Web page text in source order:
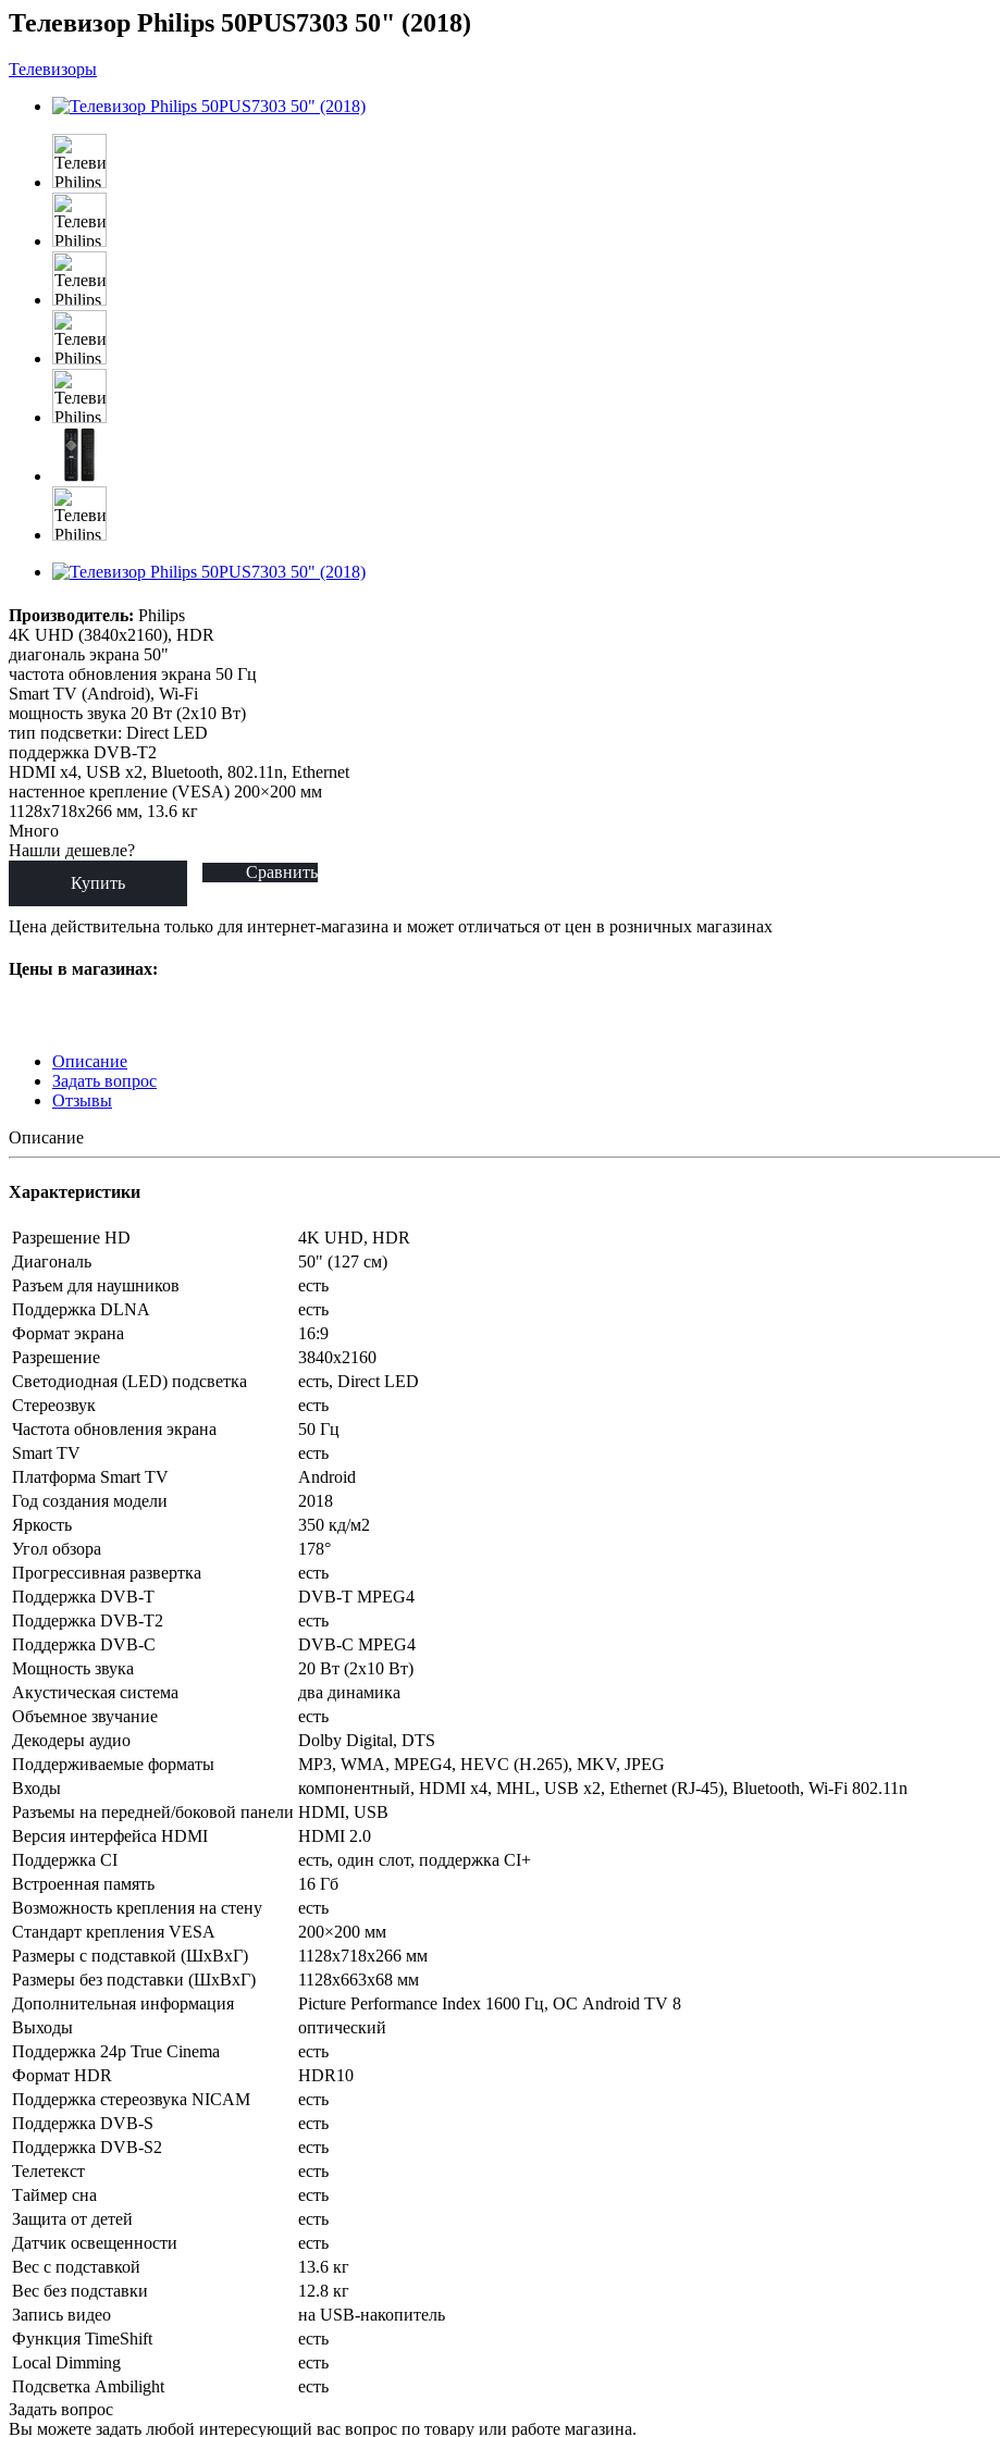
Телевизор Philips 50PUS7303 50" (2018)
Телевизоры
Производитель: Philips
4K UHD (3840x2160), HDR
диагональ экрана 50"
частота обновления экрана 50 Гц
Smart TV (Android), Wi-Fi
мощность звука 20 Вт (2х10 Вт)
тип подсветки: Direct LED
поддержка DVB-T2
HDMI x4, USB x2, Bluetooth, 802.11n, Ethernet
настенное крепление (VESA) 200×200 мм
1128x718x266 мм, 13.6 кг
Много
Нашли дешевле?
Купить
Сравнить
Цена действительна только для интернет-магазина и может отличаться от цен в розничных магазинах
Цены в магазинах:
Описание
Задать вопрос
Отзывы
Описание
Характеристики
Разрешение HD
4K UHD, HDR
Диагональ
50" (127 см)
Разъем для наушников
есть
Поддержка DLNA
есть
Формат экрана
16:9
Разрешение
3840x2160
Светодиодная (LED) подсветка
есть, Direct LED
Стереозвук
есть
Частота обновления экрана
50 Гц
Smart TV
есть
Платформа Smart TV
Android
Год создания модели
2018
Яркость
350 кд/м2
Угол обзора
178°
Прогрессивная развертка
есть
Поддержка DVB-T
DVB-T MPEG4
Поддержка DVB-T2
есть
Поддержка DVB-C
DVB-C MPEG4
Мощность звука
20 Вт (2х10 Вт)
Акустическая система
два динамика
Объемное звучание
есть
Декодеры аудио
Dolby Digital, DTS
Поддерживаемые форматы
MP3, WMA, MPEG4, HEVC (H.265), MKV, JPEG
Входы
компонентный, HDMI x4, MHL, USB x2, Ethernet (RJ-45), Bluetooth, Wi-Fi 802.11n
Разъемы на передней/боковой панели HDMI, USB
Версия интерфейса HDMI
HDMI 2.0
Поддержка CI
есть, один слот, поддержка CI+
Встроенная память
16 Гб
Возможность крепления на стену
есть
Стандарт крепления VESA
200×200 мм
Размеры с подставкой (ШxВxГ)
1128x718x266 мм
Размеры без подставки (ШxВxГ)
1128x663x68 мм
Дополнительная информация
Picture Performance Index 1600 Гц, ОС Android TV 8
Выходы
оптический
Поддержка 24p True Cinema
есть
Формат HDR
HDR10
Поддержка стереозвука NICAM
есть
Поддержка DVB-S
есть
Поддержка DVB-S2
есть
Телетекст
есть
Таймер сна
есть
Защита от детей
есть
Датчик освещенности
есть
Вес с подставкой
13.6 кг
Вес без подставки
12.8 кг
Запись видео
на USB-накопитель
Функция TimeShift
есть
Local Dimming
есть
Подсветка Ambilight
есть
Задать вопрос
Вы можете задать любой интересующий вас вопрос по товару или работе магазина.